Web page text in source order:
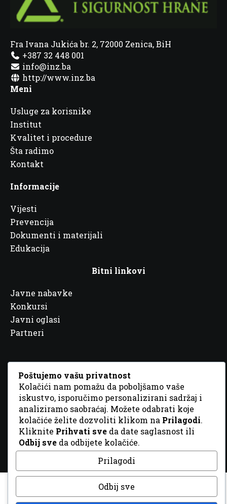
Fra Ivana Jukića br. 2, 72000 Zenica, BiH
+387 32 448 001
info@inz.ba
http://www.inz.ba
Meni
Usluge za korisnike
Institut
Kvalitet i procedure
Šta radimo
Kontakt
Informacije
Vijesti
Prevencija
Dokumenti i materijali
Edukacija
Bitni linkovi
Javne nabavke
Konkursi
Javni oglasi
Partneri
© 2026 Sva prava zadržana. DizajnGordonDM
Poštujemo vašu privatnost
Kolačići nam pomažu da poboljšamo vaše
iskustvo, isporučimo personalizirani sadržaj i
analiziramo saobraćaj. Možete odabrati koje
kolačiće želite dozvoliti klikom na Prilagodi.
Kliknite Prihvati sve da date saglasnost ili
Odbij sve da odbijete kolačiće.
Prilagodi
Odbij sve